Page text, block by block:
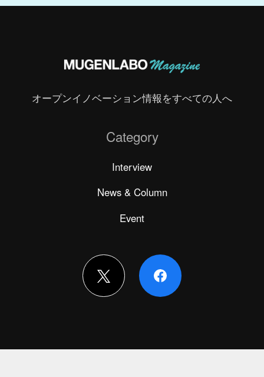
オープンイノベーション情報をすべての人へ
Category
Interview
News & Column
Event